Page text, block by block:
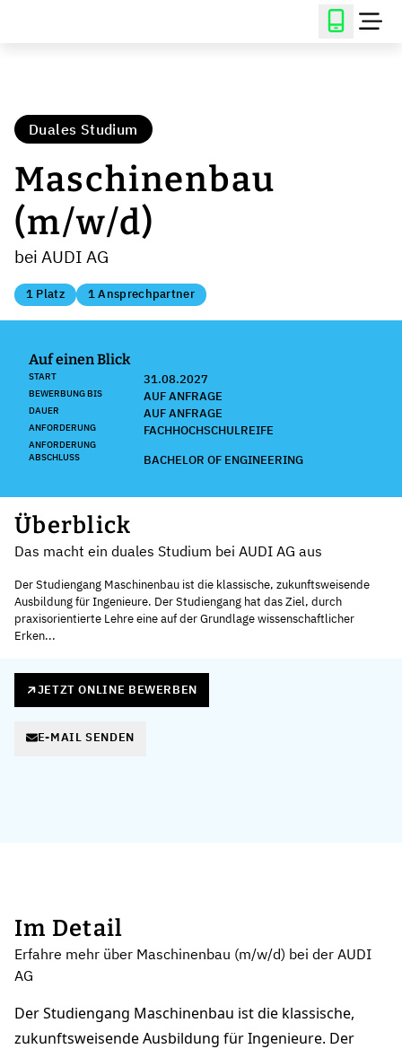
Duales Studium
Maschinenbau
(m/w/d)
bei AUDI AG
1 Platz 1 Ansprechpartner
Auf einen Blick
START 31.08.2027
BEWERBUNG BIS AUF ANFRAGE
DAUER AUF ANFRAGE
ANFORDERUNG FACHHOCHSCHULREIFE
ANFORDERUNG
ABSCHLUSS
BACHELOR OF ENGINEERING
Überblick
Das macht ein duales Studium bei AUDI AG aus
Der Studiengang Maschinenbau ist die klassische, zukunftsweisende
Ausbildung für Ingenieure. Der Studiengang hat das Ziel, durch
praxisorientierte Lehre eine auf der Grundlage wissenschaftlicher
Erken...
JETZT ONLINE BEWERBEN
E-MAIL SENDEN
Im Detail
Erfahre mehr über Maschinenbau (m/w/d) bei der AUDI
AG
Der Studiengang Maschinenbau ist die klassische,
zukunftsweisende Ausbildung für Ingenieure. Der